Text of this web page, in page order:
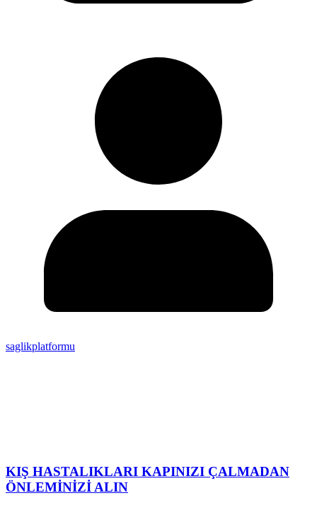
saglikplatformu
KIŞ HASTALIKLARI KAPINIZI ÇALMADAN
ÖNLEMİNİZİ ALIN